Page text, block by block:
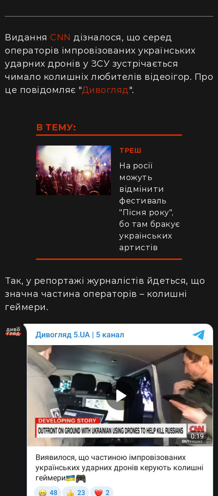
Видання CNN дізналося, що серед
операторів імпровізованих українських
ударних дронів у ЗСУ зустрічається
чимало колишніх любителів відеоігор. Про
це повідомляє "Дивогляд".
В ТЕМУ:
ТРЕШ
На росії
можуть
відмінити
фестиваль
"Пісня року",
бо там бракує
українських
артистів
Так, у репортажі журналістів йдеться, що
значна частина операторів – колишні
геймери.